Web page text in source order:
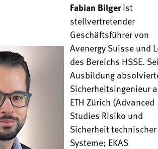
Fabian Bilgerist
stellvertretender
Geschäftsführer von
Avenergy Suisse und
des Bereichs HSSE.
Ausbildung
Sicherheits­ingenieur
ETH Zürich (Advanced
Studies Risiko und
Sicherheit technischer
Systeme; EKAS